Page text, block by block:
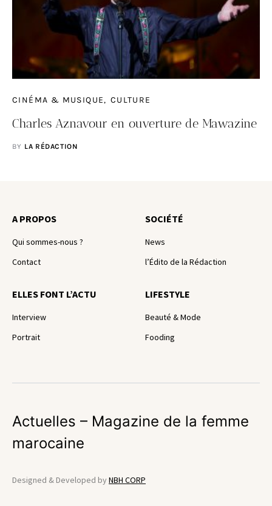
CINÉMA & MUSIQUE CULTURE
Charles Aznavour en ouverture de Mawazine
BY LA RÉDACTION
A PROPOS
Qui sommes-nous ?
Contact
SOCIÉTÉ
News
l’Édito de la Rédaction
ELLES FONT L’ACTU
Interview
Portrait
LIFESTYLE
Beauté & Mode
Fooding
Actuelles – Magazine de la femme
marocaine
Designed & Developed byNBH CORP